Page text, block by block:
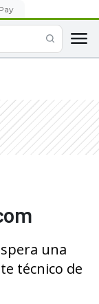
una
técnico de